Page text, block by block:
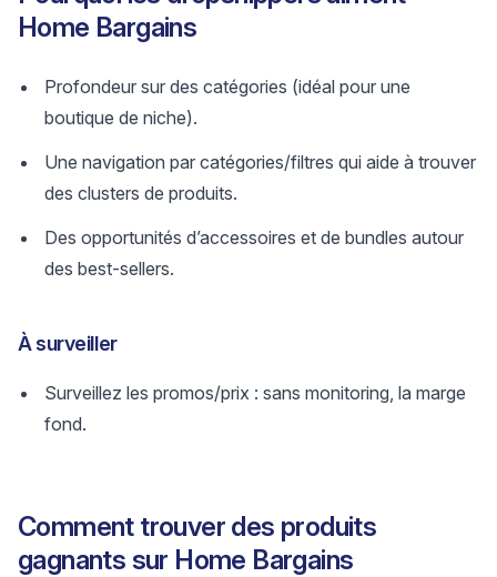
Home Bargains
Profondeur sur des catégories (idéal pour une
boutique de niche).
Une navigation par catégories/filtres qui aide à trouver
des clusters de produits.
Des opportunités d’accessoires et de bundles autour
des best-sellers.
À surveiller
Surveillez les promos/prix : sans monitoring, la marge
fond.
Comment trouver des produits
gagnants sur Home Bargains